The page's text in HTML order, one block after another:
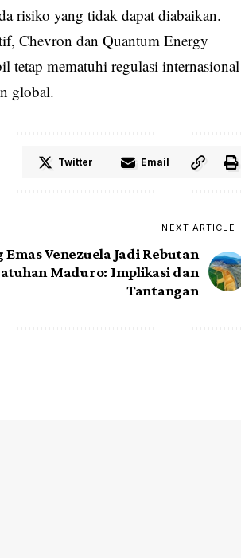
risiko yang tidak dapat diabaikan.
Chevron dan Quantum Energy
tetap mematuhi regulasi internasional
global.
Twitter Email
NEXT ARTICLE
Emas Venezuela Jadi Rebutan
Maduro: Implikasi dan
Tantangan